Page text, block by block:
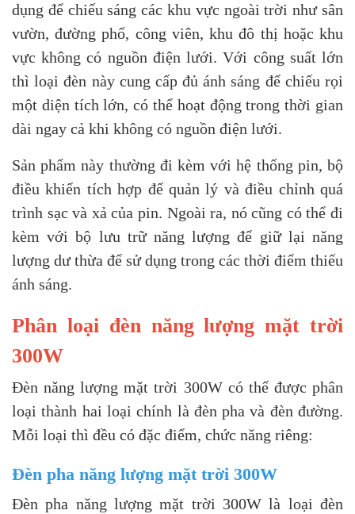
dụng để chiếu sáng các khu vực ngoài trời như sân
vườn, đường phố, công viên, khu đô thị hoặc khu
vực không có nguồn điện lưới. Với công suất lớn
thì loại đèn này cung cấp đủ ánh sáng để chiếu rọi
một diện tích lớn, có thể hoạt động trong thời gian
dài ngay cả khi không có nguồn điện lưới.
Sản phẩm này thường đi kèm với hệ thống pin, bộ
điều khiển tích hợp để quản lý và điều chỉnh quá
trình sạc và xả của pin. Ngoài ra, nó cũng có thể đi
kèm với bộ lưu trữ năng lượng để giữ lại năng
lượng dư thừa để sử dụng trong các thời điểm thiếu
ánh sáng.
Phân loại đèn năng lượng mặt trời
300W
Đèn năng lượng mặt trời 300W có thể được phân
loại thành hai loại chính là đèn pha và đèn đường.
Mỗi loại thì đều có đặc điểm, chức năng riêng:
Đèn pha năng lượng mặt trời 300W
Đèn pha năng lượng mặt trời 300W là loại đèn